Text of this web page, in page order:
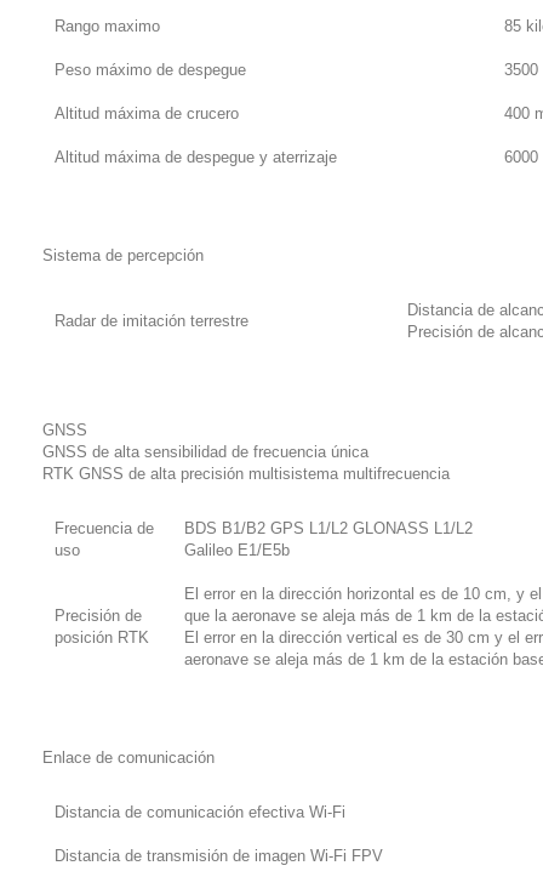
Rango maximo 85
Peso máximo de despegue 3500
Altitud máxima de crucero 400
Altitud máxima de despegue y aterrizaje 6000
Sistema de percepción
Radar de imitación terrestre
Distancia de
Precisión de
GNSS
GNSS de alta sensibilidad de frecuencia única
RTK GNSS de alta precisión multisistema multifrecuencia
Frecuencia de
uso
BDS B1/B2 GPS L1/L2 GLONASS L1/L2
Galileo E1/E5b
Precisión de
posición RTK
El error en la dirección horizontal es de 10 cm, y
que la aeronave se aleja más de 1 km de la
El error en la dirección vertical es de 30 cm y el
aeronave se aleja más de 1 km de la estación
Enlace de comunicación
Distancia de comunicación efectiva Wi-Fi
Distancia de transmisión de imagen Wi-Fi FPV